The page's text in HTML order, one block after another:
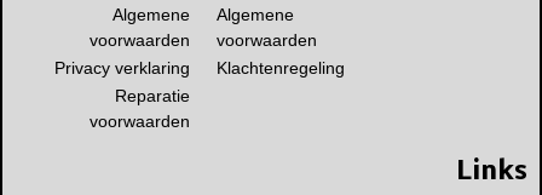
Algemene
voorwaarden
Algemene
voorwaarden
Privacy verklaring
Klachtenregeling
Reparatie
voorwaarden
Links